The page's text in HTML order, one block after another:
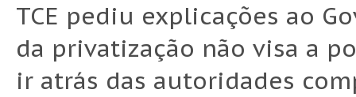
TCE pediu explicações ao
da privatização não visa a
ir atrás das autoridades